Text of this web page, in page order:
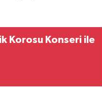
Korosu Konseri ile